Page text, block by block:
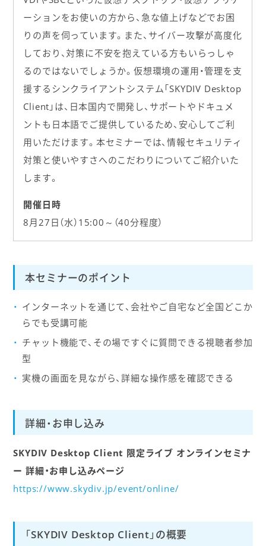
ーションをお使いの方から、急な値上げなどでお困
りの声を伺っています。また、サイバー攻撃が高度化
しており、対策に不安を抱えている方もいらっしゃ
るのではないでしょうか。仮想環境の運用・管理を支
援するシンクライアントシステム「SKYDIV Desktop
Client」は、日本国内で開発し、サポートやドキュメ
ントも日本語でご提供しているため、安心してご利
用いただけます。本セミナーでは、情報セキュリティ
対策と使いやすさへのこだわりについてご紹介いた
します。
開催日時
8月27日（水）15:00～（40分程度）
本セミナーのポイント
インターネットを通じて、会社やご自宅など全国どこか
らでも受講可能
チャット機能で、その場ですぐに質問できる視聴者参加
型
実機の画面を見ながら、詳細な操作感を確認できる
詳細・お申し込み
SKYDIV Desktop Client 限定ライブ オンラインセミナ
ー 詳細・お申し込みページ
https://www.skydiv.jp/event/online/
「SKYDIV Desktop Client」の概要